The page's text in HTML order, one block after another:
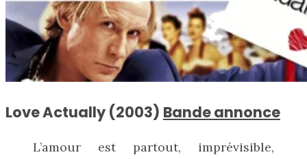
Love Actually (2003) Bande annonce
L’amour est partout, imprévisible,